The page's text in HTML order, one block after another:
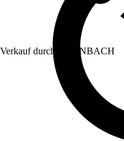
Verkauf durch: HORNBACH